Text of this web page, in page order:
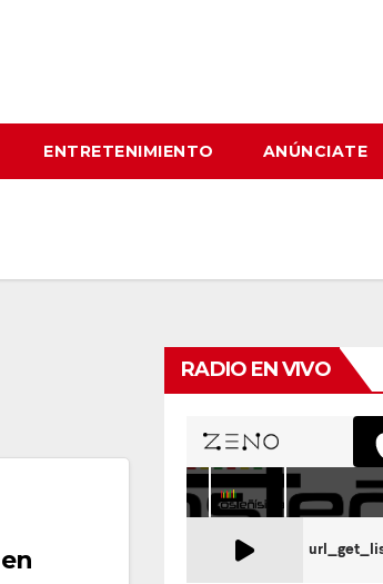
ENTRETENIMIENTO ANÚNCIATE
RADIO EN VIVO